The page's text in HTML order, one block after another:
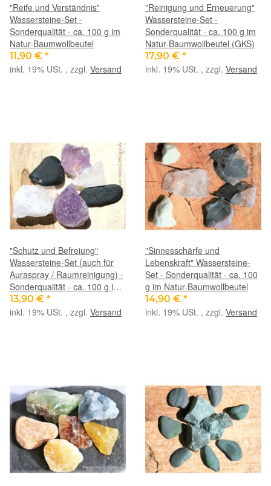
"Reife und Verständnis"
Wassersteine-Set -
Sonderqualität - ca. 100 g im
Natur-Baumwollbeutel
11,90 € *
inkl. 19% USt. , zzgl. Versand
"Reinigung und Erneuerung"
Wassersteine-Set -
Sonderqualität - ca. 100 g im
Natur-Baumwollbeutel (GKS)
17,90 € *
inkl. 19% USt. , zzgl. Versand
"Schutz und Befreiung"
Wassersteine-Set (auch für
Auraspray / Raumreinigung) -
Sonderqualität - ca. 100 g im
Natur-Baumwollbeutel
13,90 € *
inkl. 19% USt. , zzgl. Versand
"Sinnesschärfe und
Lebenskraft" Wassersteine-
Set - Sonderqualität - ca. 100
g im Natur-Baumwollbeutel
14,90 € *
inkl. 19% USt. , zzgl. Versand